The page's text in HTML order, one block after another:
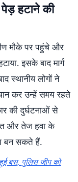
हटाने की
मौके पर पहुंचे और
इसके बाद मार्ग
स्थानीय लोगों ने
कर उन्हें समय रहते
की दुर्घटनाओं से
और तेज हवा के
बन सकते हैं.
बस, पुलिस जीप को